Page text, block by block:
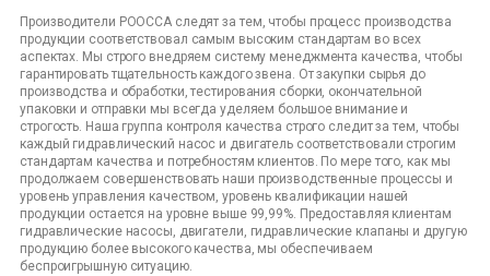
Производители POOCCA следят за тем, чтобы процесс производства
продукции соответствовал самым высоким стандартам во всех
аспектах. Мы строго внедряем систему менеджмента качества, чтобы
гарантировать тщательность каждого звена. От закупки сырья до
производства и обработки, тестирования сборки, окончательной
упаковки и отправки мы всегда уделяем большое внимание и
строгость. Наша группа контроля качества строго следит за тем, чтобы
каждый гидравлический насос и двигатель соответствовали строгим
стандартам качества и потребностям клиентов. По мере того, как мы
продолжаем совершенствовать наши производственные процессы и
уровень управления качеством, уровень квалификации нашей
продукции остается на уровне выше 99,99%. Предоставляя клиентам
гидравлические насосы, двигатели, гидравлические клапаны и другую
продукцию более высокого качества, мы обеспечиваем
беспроигрышную ситуацию.